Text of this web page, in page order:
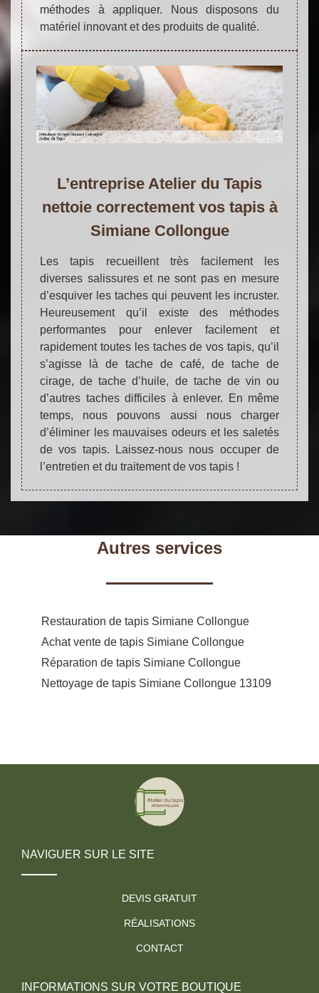
méthodes à appliquer. Nous disposons du
matériel innovant et des produits de qualité.
L’entreprise Atelier du Tapis
nettoie correctement vos tapis à
Simiane Collongue
Les tapis recueillent très facilement les
diverses salissures et ne sont pas en mesure
d’esquiver les taches qui peuvent les incruster.
Heureusement qu’il existe des méthodes
performantes pour enlever facilement et
rapidement toutes les taches de vos tapis, qu’il
s’agisse là de tache de café, de tache de
cirage, de tache d’huile, de tache de vin ou
d’autres taches difficiles à enlever. En même
temps, nous pouvons aussi nous charger
d’éliminer les mauvaises odeurs et les saletés
de vos tapis. Laissez-nous nous occuper de
l’entretien et du traitement de vos tapis !
Autres services
Restauration de tapis Simiane Collongue
Achat vente de tapis Simiane Collongue
Réparation de tapis Simiane Collongue
Nettoyage de tapis Simiane Collongue 13109
NAVIGUER SUR LE SITE
DEVIS GRATUIT
RÉALISATIONS
CONTACT
INFORMATIONS SUR VOTRE BOUTIQUE